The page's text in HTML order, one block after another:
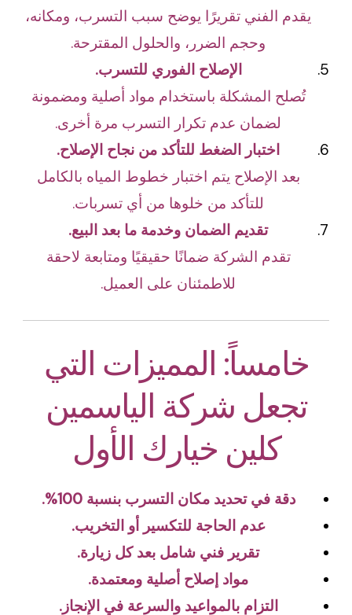
يقدم الفني تقريرًا يوضح سبب التسرب، ومكانه،
وحجم الضرر، والحلول المقترحة.
الإصلاح الفوري للتسرب.
تُصلح المشكلة باستخدام مواد أصلية ومضمونة
لضمان عدم تكرار التسرب مرة أخرى.
اختبار الضغط للتأكد من نجاح الإصلاح.
بعد الإصلاح يتم اختبار خطوط المياه بالكامل
للتأكد من خلوها من أي تسربات.
تقديم الضمان وخدمة ما بعد البيع.
تقدم الشركة ضمانًا حقيقيًا ومتابعة لاحقة
للاطمئنان على العميل.
خامساً: المميزات التي
تجعل شركة الياسمين
كلين خيارك الأول
دقة في تحديد مكان التسرب بنسبة 100%.
عدم الحاجة للتكسير أو التخريب.
تقرير فني شامل بعد كل زيارة.
مواد إصلاح أصلية ومعتمدة.
التزام بالمواعيد والسرعة في الإنجاز.